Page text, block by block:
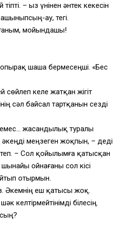
– Қыз үнінен әнтек кекесін
ау, тегі.
мойындашы!
шаша бермесеңші. «Бес
сөйлеп келе жатқан жігіт
сәл байсал тартқанын сезді
емес… жасандылық туралы
әкеңді меңзеген жоқпын, – деді
– Сол қойылымға қатысқан
ойнағаны сол кісі
отырмын.
Әкемнің еш қатысы жоқ.
келтірмейтінімді білесің.